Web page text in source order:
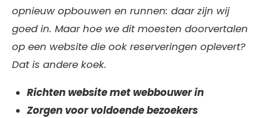
opnieuw opbouwen en runnen: daar zijn wij
goed in. Maar hoe we dit moesten doorvertalen
op een website die ook reserveringen oplevert?
Dat is andere koek.
Richten website met webbouwer in
Zorgen voor voldoende bezoekers